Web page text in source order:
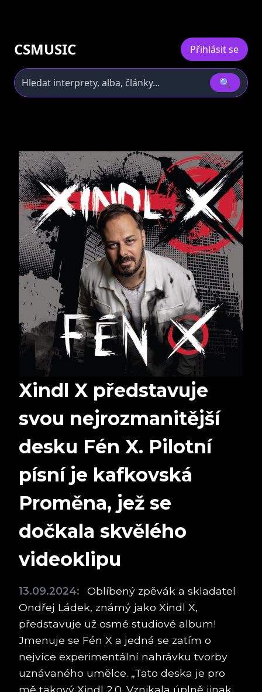
CSMUSIC Přihlásit se
🔍
Xindl X představuje
svou nejrozmanitější
desku Fén X. Pilotní
písní je kafkovská
Proměna, jež se
dočkala skvělého
videoklipu
13.09.2024:
Oblíbený zpěvák a skladatel
Ondřej Ládek, známý jako Xindl X,
představuje už osmé studiové album!
Jmenuje se Fén X a jedná se zatím o
nejvíce experimentální nahrávku tvorby
uznávaného umělce. „Tato deska je pro
mě takový Xindl 2.0. Vznikala úplně jinak